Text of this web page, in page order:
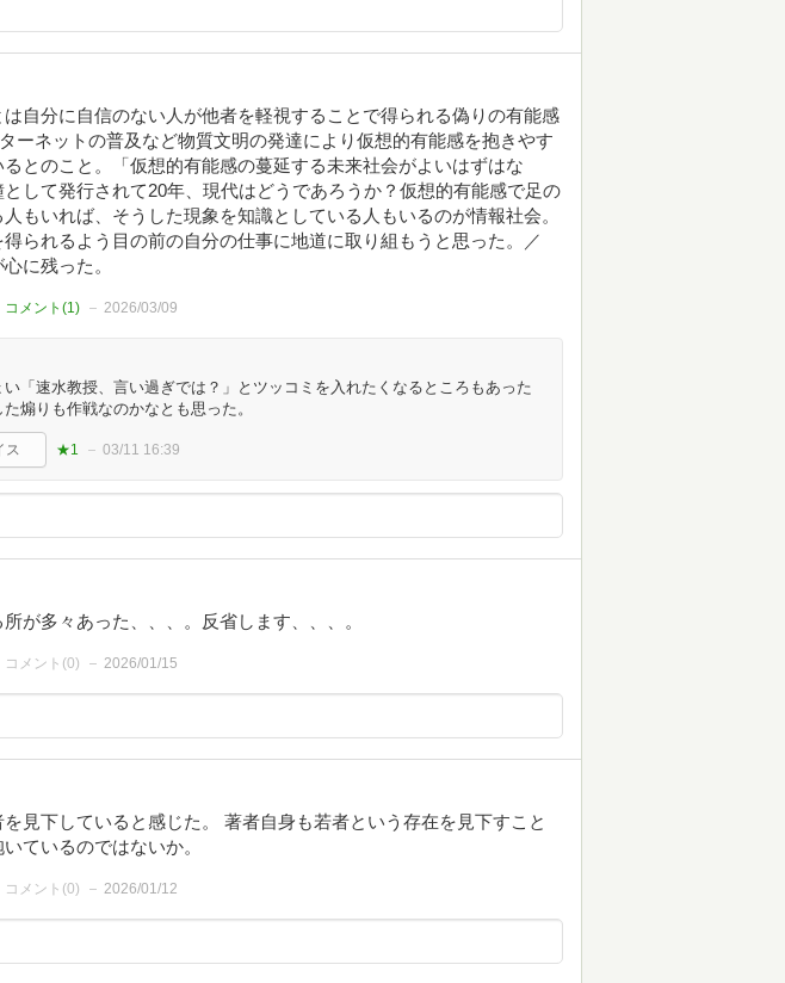
は自分に自信のない人が他者を軽視することで得られる偽りの有能感
ーネットの普及など物質文明の発達により仮想的有能感を抱きやす
とのこと。「仮想的有能感の蔓延する未来社会がよいはずはな
して発行されて20年、現代はどうであろうか？仮想的有能感で足の
もいれば、そうした現象を知識としている人もいるのが情報社会。
られるよう目の前の自分の仕事に地道に取り組もうと思った。／
に残った。
コメント(1) 2026/03/09
い「速水教授、言い過ぎでは？」とツッコミを入れたくなるところもあった
煽りも作戦なのかなとも思った。
ス ★1 03/11 16:39
が多々あった、、、。反省します、、、。
コメント(0) 2026/01/15
見下していると感じた。 著者自身も若者という存在を見下すこと
ているのではないか。
コメント(0) 2026/01/12